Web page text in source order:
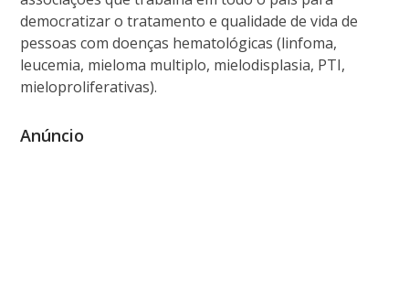
democratizar o tratamento e qualidade de vida de
pessoas com doenças hematológicas (linfoma,
leucemia, mieloma multiplo, mielodisplasia, PTI,
mieloproliferativas).
Anúncio